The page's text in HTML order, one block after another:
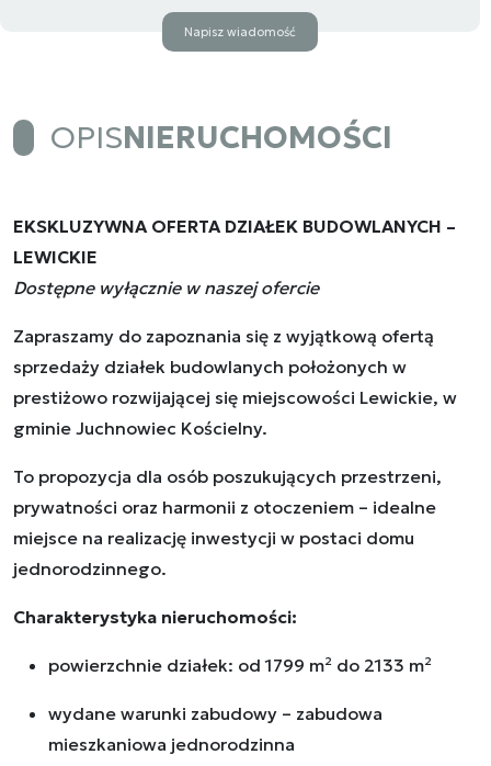
Napisz wiadomość
OPISNIERUCHOMOŚCI
EKSKLUZYWNA OFERTA DZIAŁEK BUDOWLANYCH –
LEWICKIE
Dostępne wyłącznie w naszej ofercie
Zapraszamy do zapoznania się z wyjątkową ofertą
sprzedaży działek budowlanych położonych w
prestiżowo rozwijającej się miejscowości Lewickie, w
gminie Juchnowiec Kościelny.
To propozycja dla osób poszukujących przestrzeni,
prywatności oraz harmonii z otoczeniem – idealne
miejsce na realizację inwestycji w postaci domu
jednorodzinnego.
Charakterystyka nieruchomości:
powierzchnie działek: od 1799 m² do 2133 m²
wydane warunki zabudowy – zabudowa
mieszkaniowa jednorodzinna